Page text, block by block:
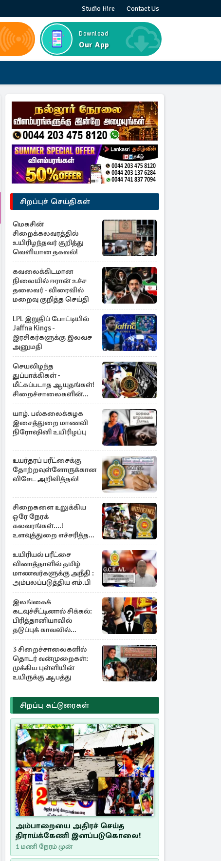
Studio Hire Contact Us
Download
Our App
சிறப்புச் செய்திகள்
மெகசின்
சிறைக்கலவரத்தில்
உயிரிழந்தவர் குறித்து
வெளியான தகவல்!
கவலைக்கிடமான
நிலையில் ஈரான் உச்ச
தலைவர் - விரைவில்
மறைவு குறித்த செய்தி
LPL இறுதிப் போட்டியில்
Jaffna Kings -
இரசிகர்களுக்கு இலவச
அனுமதி
செயலிழந்த
துப்பாக்கிகள் -
மீட்கப்படாத ஆயுதங்கள்!
சிறைச்சாலைகளின்
பாதுகாப்பில் பாரிய
அச்சுறுத்தல்
யாழ். பல்கலைக்கழக
இசைத்துறை மாணவி
நிரோஷினி உயிரிழப்பு
உயர்தரப் பரீட்சைக்கு
தோற்றவுள்ளோருக்கான
விசேட அறிவித்தல்!
சிறைகளை உலுக்கிய
ஒரே நேரக்
கலவரங்கள்....!
உளவுத்துறை எச்சரித்த
பாரிய சதி அம்பலம்
உயிரியல் பரீட்சை
வினாத்தாளில் தமிழ்
மாணவர்களுக்கு அநீதி :
அம்பலப்படுத்திய எம்.பி
இலங்கைக்
கடவுச்சீட்டினால் சிக்கல்:
பிரித்தானியாவில்
தடுப்புக் காவலில்
முன்னாள் எம்.பி!
3 சிறைச்சாலைகளில்
தொடர் வன்முறைகள்:
முக்கிய புள்ளியின்
உயிருக்கு ஆபத்து
சிறப்பு கட்டுரைகள்
அம்பாறையை அதிரச் செய்த
திராய்க்கேணி இனப்படுகொலை!
1 மணி நேரம் முன்